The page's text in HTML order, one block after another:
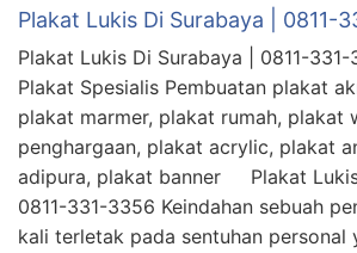
Plakat Lukis Di Surabaya | 0811-
Plakat Lukis Di Surabaya | 0811-331-
Plakat Spesialis Pembuatan plakat
plakat marmer, plakat rumah, plakat
penghargaan, plakat acrylic, plakat
adipura, plakat banner Plakat Lukis
0811-331-3356 Keindahan sebuah
kali terletak pada sentuhan personal